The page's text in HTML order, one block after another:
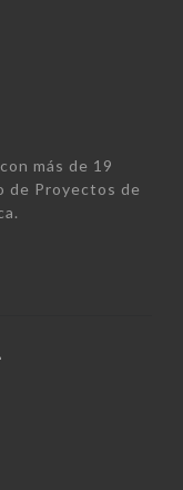
más de 19
de Proyectos de